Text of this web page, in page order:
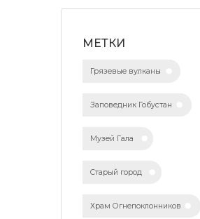
МЕТКИ
Грязевые вулканы
Заповедник Гобустан
Музей Гала
Старый город
Храм Огнепоклонников